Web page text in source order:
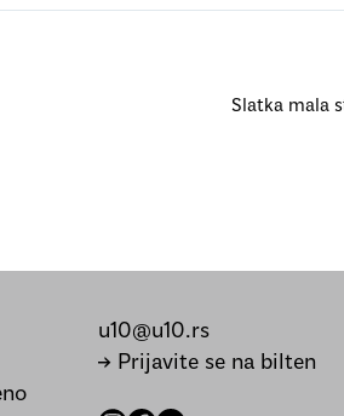
Slatka mala
u10@u10.rs
→ Prijavite se na bilten